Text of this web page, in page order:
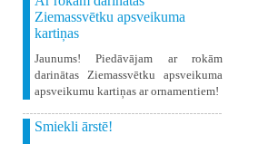
Ziemassvētku apsveikuma
kartiņas
Jaunums! Piedāvājam ar rokām
darinātas Ziemassvētku apsveikuma
apsveikumu kartiņas ar ornamentiem!
Smiekli ārstē!